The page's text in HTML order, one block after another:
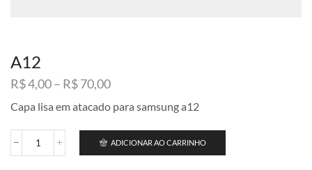
A12
R$4,00– R$70,00Faixa
preço:
R$ 4,00
através
R$ 70,00
Capa lisa em atacado para samsung a12
A12
ADICIONAR AO CARRINHO